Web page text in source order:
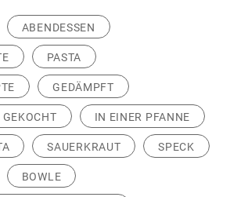
ABENDESSEN
PASTA
GEDÄMPFT
GEKOCHT IN EINER PFANNE
SAUERKRAUT SPECK
BOWLE